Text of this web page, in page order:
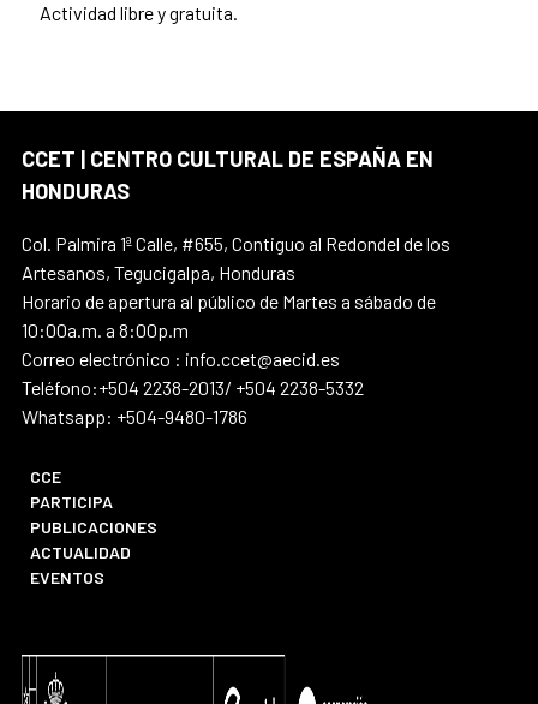
Actividad libre y gratuita.
CCET | CENTRO CULTURAL DE ESPAÑA EN
HONDURAS
Col. Palmira 1ª Calle, #655, Contiguo al Redondel de los
Artesanos, Tegucigalpa, Honduras
Horario de apertura al público de Martes a sábado de
10:00a.m. a 8:00p.m
Correo electrónico : info.ccet@aecid.es
Teléfono:+504 2238-2013/ +504 2238-5332
Whatsapp: +504-9480-1786
CCE
PARTICIPA
PUBLICACIONES
ACTUALIDAD
EVENTOS